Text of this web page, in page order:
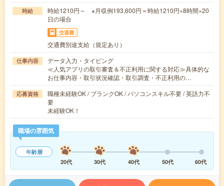
時給
時給1210円～ ※月収例193,600円＝時給1210円×8時間×20
日の場合
交通費
交通費別途支給（規定あり）
仕事内容
データ入力・タイピング
≪人気アプリの取引審査＆不正利用に関する対応≫具体的な
お仕事内容・取引状況確認・取引調査・不正利用の…
応募資格
職種未経験OK / ブランクOK / パソコンスキル不要 / 英語力不
要
未経験OK！
職場の雰囲気
年齢層
20代
30代 40代 50代 60代